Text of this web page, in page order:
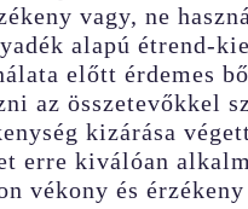
vagy, ne
alapú étrend-
előtt érdemes
az összetevőkkel
kizárása
erre kiválóan
vékony és